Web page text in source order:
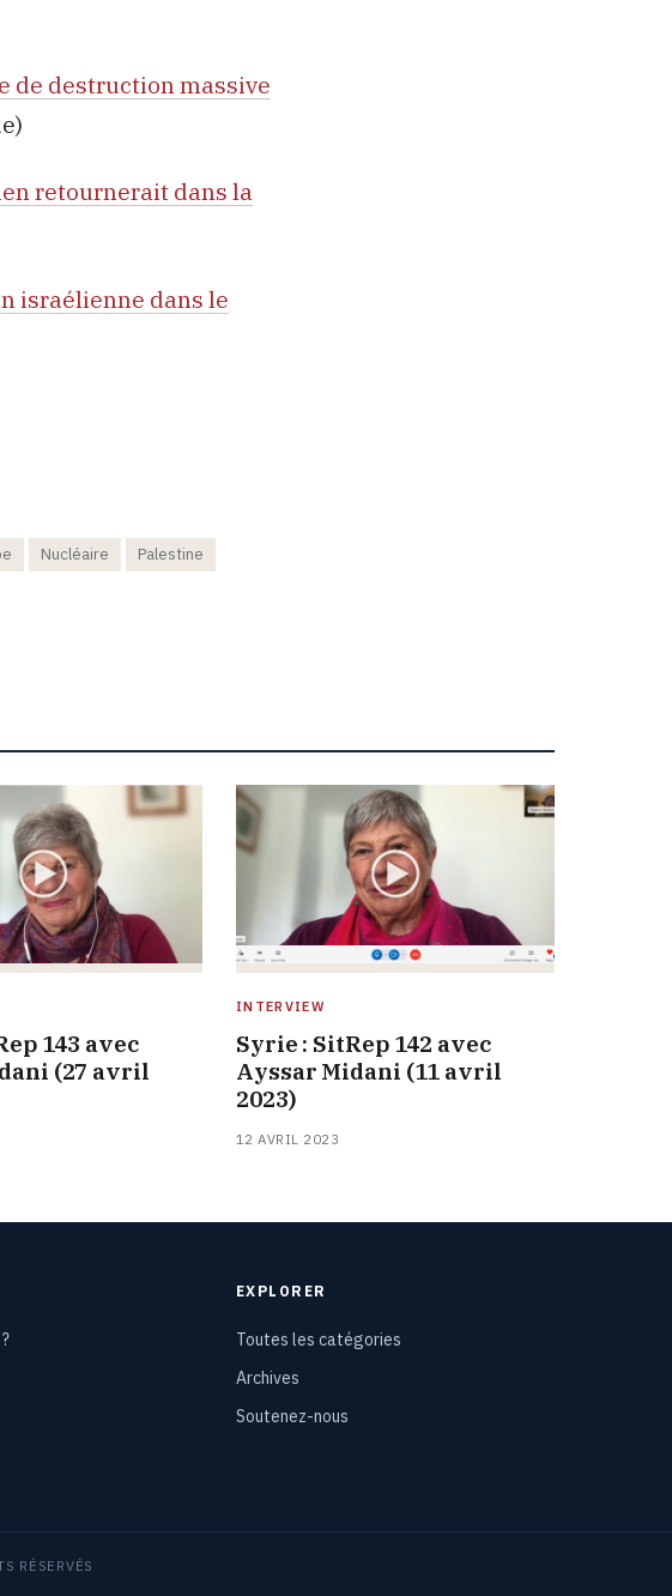
de destruction massive
retournerait dans la
israélienne dans le
Nucléaire
Palestine
143 avec
(27 avril
INTERVIEW
Syrie : SitRep 142 avec
Ayssar Midani (11 avril
2023)
12 AVRIL 2023
EXPLORER
Toutes les catégories
Archives
Soutenez-nous
RÉSERVÉS